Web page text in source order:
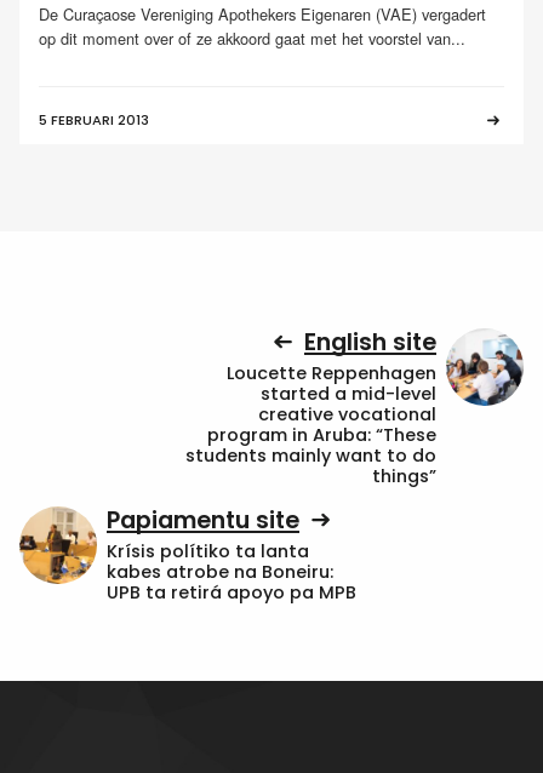
De Curaçaose Vereniging Apothekers Eigenaren (VAE) vergadert
op dit moment over of ze akkoord gaat met het voorstel van...
5 FEBRUARI 2013
English site
Loucette Reppenhagen
started a mid-level
creative vocational
program in Aruba: “These
students mainly want to do
things”
Papiamentu site
Krísis polítiko ta lanta
kabes atrobe na Boneiru:
UPB ta retirá apoyo pa MPB